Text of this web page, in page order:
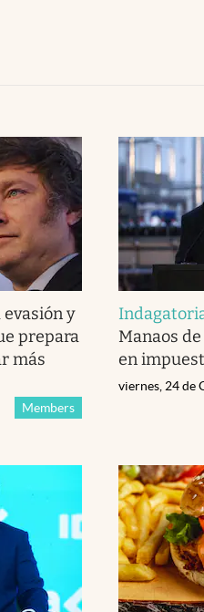
evasión y
prepara
más
Members
Manaos
en
viernes, 24 de